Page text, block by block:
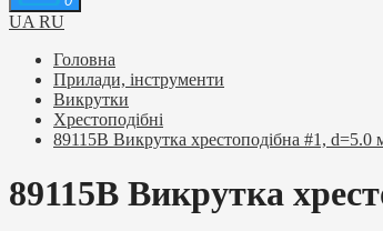
UA RU
Головна
Прилади, інструменти
Викрутки
Хрестоподібні
89115B Викрутка хрестоподібна #1,
89115B Викрутка